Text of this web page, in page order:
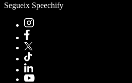
Segueix Speechify